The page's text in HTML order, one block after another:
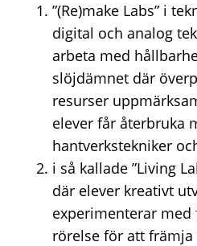
”(Re)make Labs” i
digital och analog
arbeta med
slöjdämnet där
resurser
elever får återbruka
hantverkstekniker
i så kallade ”Living
där elever kreativt
experimenterar
rörelse för att